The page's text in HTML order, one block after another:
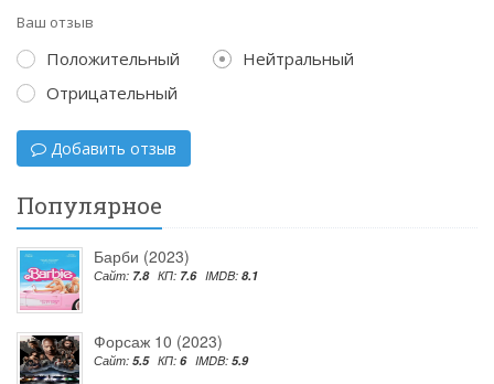
Ваш отзыв
Положительный
Нейтральный
Отрицательный
Добавить отзыв
Популярное
Барби (2023)
Сайт: 7.8 КП: 7.6 IMDB: 8.1
Форсаж 10 (2023)
Сайт: 5.5 КП: 6 IMDB: 5.9